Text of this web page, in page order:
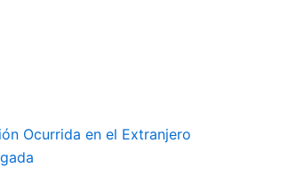
Ocurrida en el Extranjero